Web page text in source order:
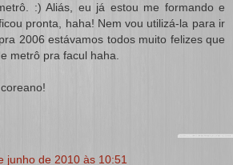
:) Aliás, eu já estou me formando e
pronta, haha! Nem vou utilizá-la para ir
2006 estávamos todos muito felizes que
metrô pra facul haha.
junho de 2010 às 10:51